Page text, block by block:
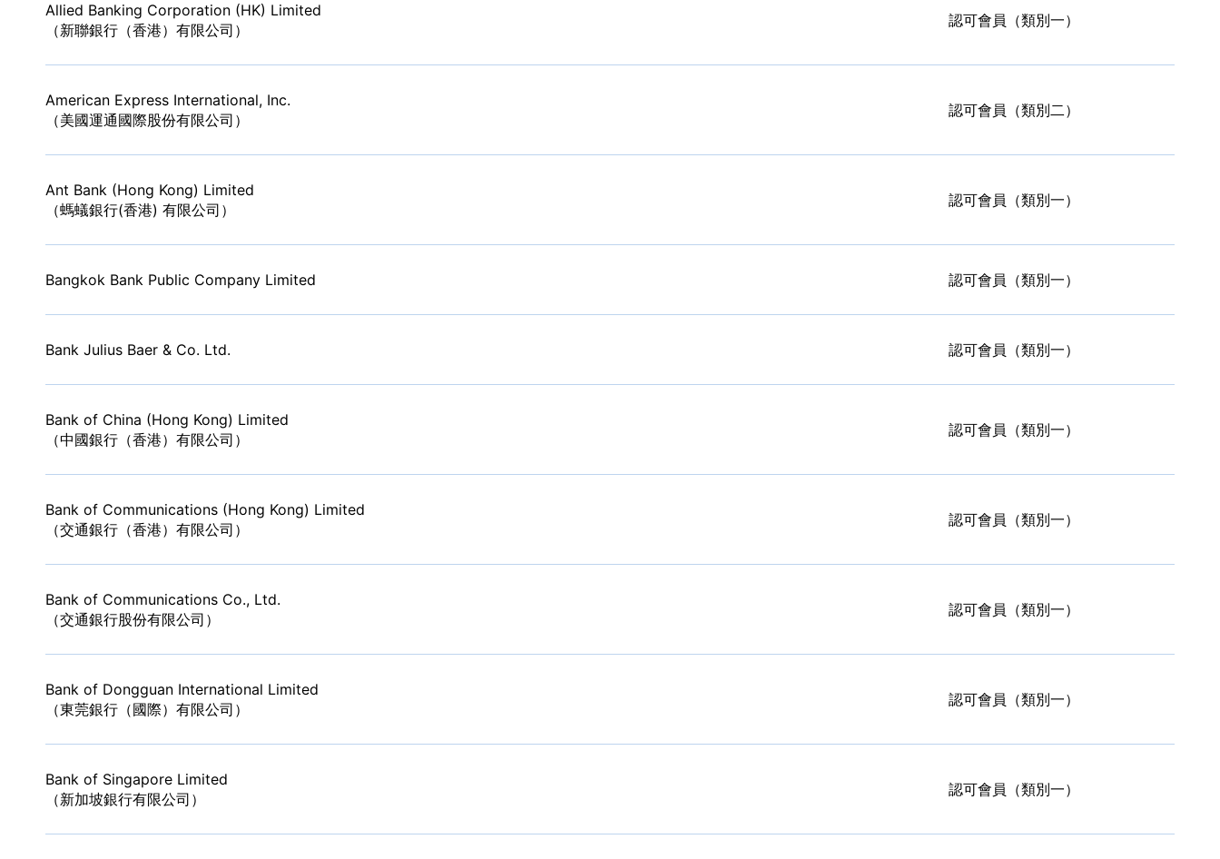
Allied Banking Corporation (HK) Limited
（新聯銀行（香港）有限公司）
認可會員（類別一）
American Express International, Inc.
（美國運通國際股份有限公司）
認可會員（類別二）
Ant Bank (Hong Kong) Limited
（螞蟻銀行(香港) 有限公司）
認可會員（類別一）
Bangkok Bank Public Company Limited 認可會員（類別一）
Bank Julius Baer & Co. Ltd. 認可會員（類別一）
Bank of China (Hong Kong) Limited
（中國銀行（香港）有限公司）
認可會員（類別一）
Bank of Communications (Hong Kong) Limited
（交通銀行（香港）有限公司）
認可會員（類別一）
Bank of Communications Co., Ltd.
（交通銀行股份有限公司）
認可會員（類別一）
Bank of Dongguan International Limited
（東莞銀行（國際）有限公司）
認可會員（類別一）
Bank of Singapore Limited
（新加坡銀行有限公司）
認可會員（類別一）